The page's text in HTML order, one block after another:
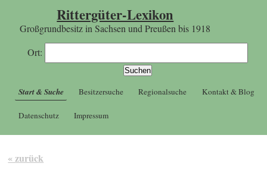
Rittergüter-Lexikon
Großgrundbesitz in Sachsen und Preußen bis 1918
Ort:
Start & Suche Besitzersuche Regionalsuche Kontakt & Blog
Datenschutz Impressum
« zurück